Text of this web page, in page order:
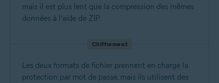
mais il est plus lent que la compression des mêmes
données à l’aide de ZIP.
Chiffrement
Les deux formats de fichier prennent en charge la
protection par mot de passe, mais ils utilisent des